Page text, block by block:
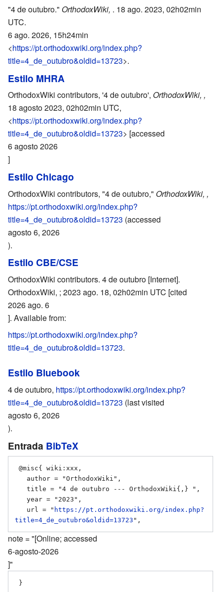
"4 de outubro." OrthodoxWiki, . 18 ago. 2023, 02h02min
UTC.
6 ago. 2026, 15h24min
<https://pt.orthodoxwiki.org/index.php?
title=4_de_outubro&oldid=13723>.
Estilo MHRA
OrthodoxWiki contributors, '4 de outubro', OrthodoxWiki, ,
18 agosto 2023, 02h02min UTC,
<https://pt.orthodoxwiki.org/index.php?
title=4_de_outubro&oldid=13723> [accessed
6 agosto 2026
]
Estilo Chicago
OrthodoxWiki contributors, "4 de outubro," OrthodoxWiki, ,
https://pt.orthodoxwiki.org/index.php?
title=4_de_outubro&oldid=13723 (accessed
agosto 6, 2026
).
Estilo CBE/CSE
OrthodoxWiki contributors. 4 de outubro [Internet].
OrthodoxWiki, ; 2023 ago. 18, 02h02min UTC [cited
2026 ago. 6
]. Available from:
https://pt.orthodoxwiki.org/index.php?
title=4_de_outubro&oldid=13723.
Estilo Bluebook
4 de outubro, https://pt.orthodoxwiki.org/index.php?
title=4_de_outubro&oldid=13723 (last visited
agosto 6, 2026
).
Entrada BibTeX
   url = "
https://pt.orthodoxwiki.org/index.php?
title=4_de_outubro&oldid=13723
note = "[Online; accessed
6-agosto-2026
]"